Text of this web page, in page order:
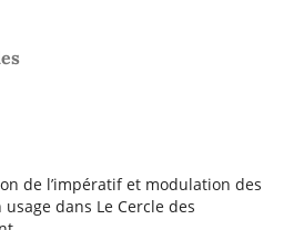
de l’impératif et modulation des
dans Le Cercle des